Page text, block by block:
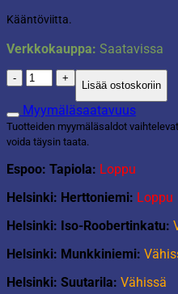
Kääntöviitta.
Verkkokauppa: Saatavissa
Kääntöviitta
yksisarvinen/lohikäärme
4-
6
vuotiaille
määrä
Lisää ostoskoriin
Myymäläsaatavuus
Tuotteiden myymäläsaldot
voida täysin taata.
Espoo: Tapiola: Loppu
Helsinki: Herttoniemi: Loppu
Helsinki: Iso-Roobertinkatu:
Helsinki: Munkkiniemi:
Helsinki: Suutarila: Vähissä